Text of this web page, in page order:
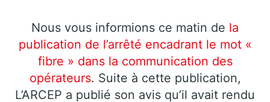
Nous vous informions ce matin de la
publication de l’arrêté encadrant le mot «
fibre » dans la communication des
opérateurs. Suite à cette publication,
L’ARCEP a publié son avis qu’il avait rendu